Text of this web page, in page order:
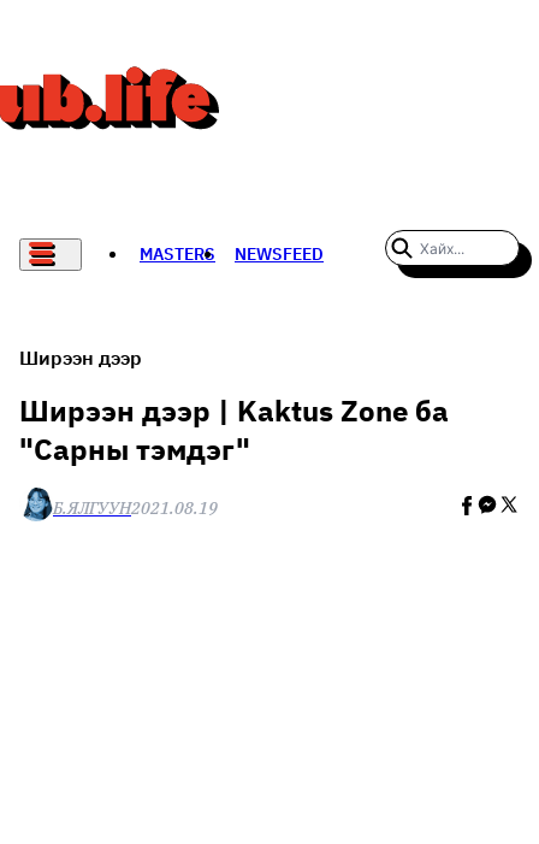
MASTERS NEWSFEED
THE NEW YORK TIMES
НАДАД НЭГ САНАЛ БАЙНА
Ширээн дээр
Ширээн дээр | Kaktus Zone ба
"Сарны тэмдэг"
Б.ЯЛГУУН2021.08.19